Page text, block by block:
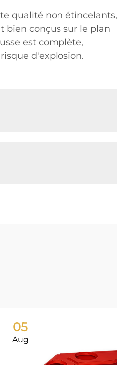
qualité non étincelants,
bien conçus sur le plan
est complète,
d'explosion.
05
Aug